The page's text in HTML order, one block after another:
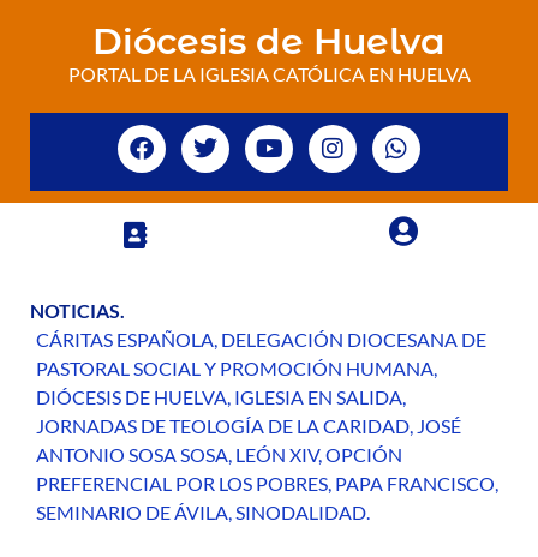
Diócesis de Huelva
PORTAL DE LA IGLESIA CATÓLICA EN HUELVA
NOTICIAS.
CÁRITAS ESPAÑOLA, DELEGACIÓN DIOCESANA DE
PASTORAL SOCIAL Y PROMOCIÓN HUMANA,
DIÓCESIS DE HUELVA, IGLESIA EN SALIDA,
JORNADAS DE TEOLOGÍA DE LA CARIDAD, JOSÉ
ANTONIO SOSA SOSA, LEÓN XIV,OPCIÓN
PREFERENCIAL POR LOS POBRES, PAPA FRANCISCO,
SEMINARIO DE ÁVILA,SINODALIDAD.